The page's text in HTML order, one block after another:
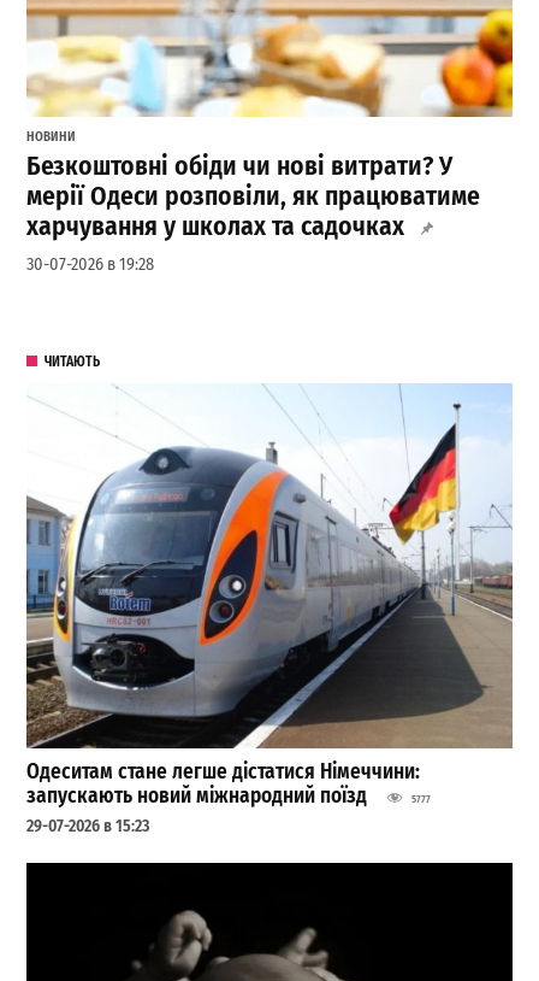
НОВИНИ
Безкоштовні обіди чи нові витрати? У
мерії Одеси розповіли, як працюватиме
харчування у школах та садочках
30-07-2026 в 19:28
ЧИТАЮТЬ
Одеситам стане легше дістатися Німеччини:
запускають новий міжнародний поїзд
5777
29-07-2026 в 15:23